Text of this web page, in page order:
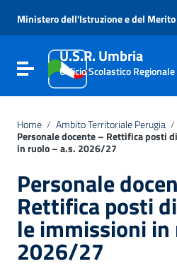
Vai al menu di navigazione
Vai al footer
Ministero dell'Istruzione e del Merito
Attiva / disattiva la
U.S.R. Umbria
Ufficio Scolastico
Home / Ambito Territoriale Perugia /
Personale docente – Rettifica posti
in ruolo – a.s. 2026/27
Personale
Rettifica posti
le immissioni in
2026/27